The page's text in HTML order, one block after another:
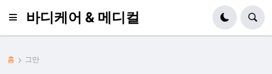
바디케어 & 메디컬
홈 그만